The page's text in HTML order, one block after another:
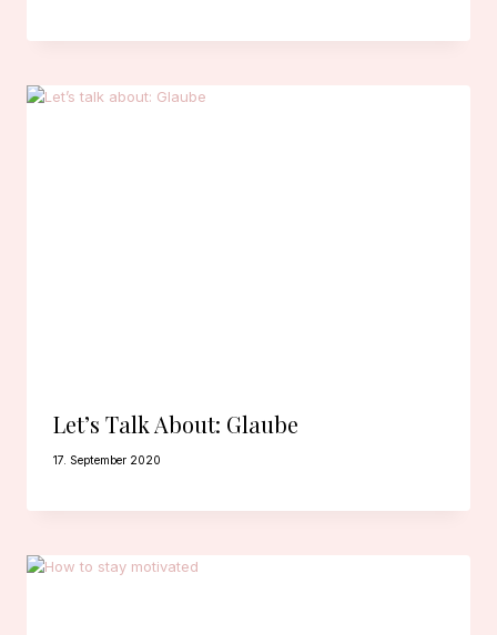
Let’s Talk About: Glaube
17. September 2020